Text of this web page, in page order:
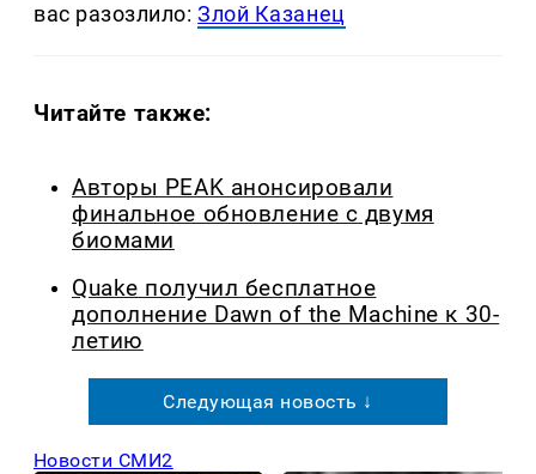
вас разозлило:Злой Казанец
Читайте также:
Авторы PEAK анонсировали
финальное обновление с двумя
биомами
Quake получил бесплатное
дополнение Dawn of the Machine к 30-
летию
Следующая новость ↓
Новости СМИ2